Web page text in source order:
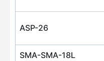
ASP-26
SMA-SMA-18L